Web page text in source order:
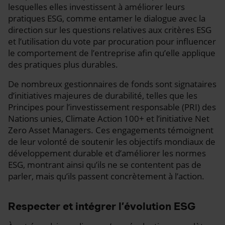
lesquelles elles investissent à améliorer leurs
pratiques ESG, comme entamer le dialogue avec la
direction sur les questions relatives aux critères ESG
et l’utilisation du vote par procuration pour influencer
le comportement de l’entreprise afin qu’elle applique
des pratiques plus durables.
De nombreux gestionnaires de fonds sont signataires
d’initiatives majeures de durabilité, telles que les
Principes pour l’investissement responsable (PRI) des
Nations unies, Climate Action 100+ et l’initiative Net
Zero Asset Managers. Ces engagements témoignent
de leur volonté de soutenir les objectifs mondiaux de
développement durable et d’améliorer les normes
ESG, montrant ainsi qu’ils ne se contentent pas de
parler, mais qu’ils passent concrètement à l’action.
Respecter et intégrer l’évolution ESG